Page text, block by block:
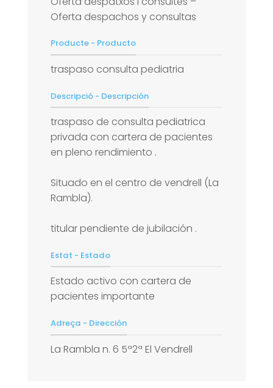
Oferta despachos y consultas
Producte - Producto
traspaso consulta pediatria
Descripció - Descripción
traspaso de consulta pediatrica
privada con cartera de pacientes
en pleno rendimiento .
Situado en el centro de vendrell (La
Rambla).
titular pendiente de jubilación .
Estat - Estado
Estado activo con cartera de
pacientes importante
Adreça - Dirección
La Rambla n. 6 5ª2ª El Vendrell